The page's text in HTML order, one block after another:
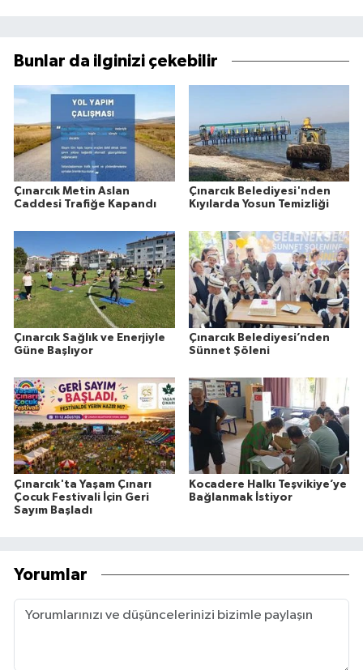
Bunlar da ilginizi çekebilir
Çınarcık Metin Aslan
Caddesi Trafiğe Kapandı
Çınarcık Belediyesi'nden
Kıyılarda Yosun Temizliği
Çınarcık Sağlık ve Enerjiyle
Güne Başlıyor
Çınarcık Belediyesi’nden
Sünnet Şöleni
Çınarcık'ta Yaşam Çınarı
Çocuk Festivali İçin Geri
Sayım Başladı
Kocadere Halkı Teşvikiye’ye
Bağlanmak İstiyor
Yorumlar